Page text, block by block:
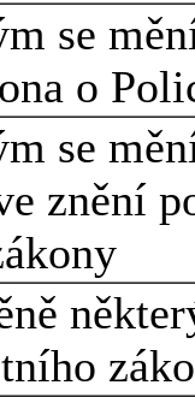
se
o
se
znění